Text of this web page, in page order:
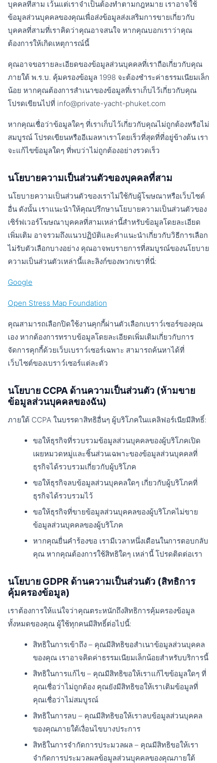
บุคคลที่สาม เว้นแต่เราจำเป็นต้องทำตามกฎหมาย เราอาจใช้
ข้อมูลส่วนบุคคลของคุณเพื่อส่งข้อมูลส่งเสริมการขายเกี่ยวกับ
บุคคลที่สามที่เราคิดว่าคุณอาจสนใจ หากคุณบอกเราว่าคุณ
ต้องการให้เกิดเหตุการณ์นี้
คุณอาจขอรายละเอียดของข้อมูลส่วนบุคคลที่เราถือเกี่ยวกับคุณ
ภายใต้ พ.ร.บ. คุ้มครองข้อมูล 1998 จะต้องชำระค่าธรรมเนียมเล็ก
น้อย หากคุณต้องการสำเนาของข้อมูลที่เราเก็บไว้เกี่ยวกับคุณ
โปรดเขียนไปที่ info@private-yacht-phuket.com
หากคุณเชื่อว่าข้อมูลใดๆ ที่เราเก็บไว้เกี่ยวกับคุณไม่ถูกต้องหรือไม่
สมบูรณ์ โปรดเขียนหรืออีเมลหาเราโดยเร็วที่สุดที่ที่อยู่ข้างต้น เรา
จะแก้ไขข้อมูลใดๆ ที่พบว่าไม่ถูกต้องอย่างรวดเร็ว
นโยบายความเป็นส่วนตัวของบุคคลที่สาม
นโยบายความเป็นส่วนตัวของเราไม่ใช้กับผู้โฆษณาหรือเว็บไซต์
อื่น ดังนั้น เราแนะนำให้คุณปรึกษานโยบายความเป็นส่วนตัวของ
เซิร์ฟเวอร์โฆษณาบุคคลที่สามเหล่านี้สำหรับข้อมูลโดยละเอียด
เพิ่มเติม อาจรวมถึงแนวปฏิบัติและคำแนะนำเกี่ยวกับวิธีการเลือก
ไม่รับตัวเลือกบางอย่าง คุณอาจพบรายการที่สมบูรณ์ของนโยบาย
ความเป็นส่วนตัวเหล่านี้และลิงก์ของพวกเขาที่นี่:
Google
Open Stress Map Foundation
คุณสามารถเลือกปิดใช้งานคุกกี้ผ่านตัวเลือกเบราว์เซอร์ของคุณ
เอง หากต้องการทราบข้อมูลโดยละเอียดเพิ่มเติมเกี่ยวกับการ
จัดการคุกกี้ด้วยเว็บเบราว์เซอร์เฉพาะ สามารถค้นหาได้ที่
เว็บไซต์ของเบราว์เซอร์แต่ละตัว
นโยบาย CCPA ด้านความเป็นส่วนตัว (ห้ามขาย
ข้อมูลส่วนบุคคลของฉัน)
ภายใต้ CCPA ในบรรดาสิทธิอื่นๆ ผู้บริโภคในแคลิฟอร์เนียมีสิทธิ์:
ขอให้ธุรกิจที่รวบรวมข้อมูลส่วนบุคคลของผู้บริโภคเปิด
เผยหมวดหมู่และชิ้นส่วนเฉพาะของข้อมูลส่วนบุคคลที่
ธุรกิจได้รวบรวมเกี่ยวกับผู้บริโภค
ขอให้ธุรกิจลบข้อมูลส่วนบุคคลใดๆ เกี่ยวกับผู้บริโภคที่
ธุรกิจได้รวบรวมไว้
ขอให้ธุรกิจที่ขายข้อมูลส่วนบุคคลของผู้บริโภคไม่ขาย
ข้อมูลส่วนบุคคลของผู้บริโภค
หากคุณยื่นคำร้องขอ เรามีเวลาหนึ่งเดือนในการตอบกลับ
คุณ หากคุณต้องการใช้สิทธิใดๆ เหล่านี้ โปรดติดต่อเรา
นโยบาย GDPR ด้านความเป็นส่วนตัว (สิทธิการ
คุ้มครองข้อมูล)
เราต้องการให้แน่ใจว่าคุณตระหนักถึงสิทธิการคุ้มครองข้อมูล
ทั้งหมดของคุณ ผู้ใช้ทุกคนมีสิทธิ์ต่อไปนี้:
สิทธิในการเข้าถึง – คุณมีสิทธิขอสำเนาข้อมูลส่วนบุคคล
ของคุณ เราอาจคิดค่าธรรมเนียมเล็กน้อยสำหรับบริการนี้
สิทธิในการแก้ไข – คุณมีสิทธิขอให้เราแก้ไขข้อมูลใดๆ ที่
คุณเชื่อว่าไม่ถูกต้อง คุณยังมีสิทธิขอให้เราเติมข้อมูลที่
คุณเชื่อว่าไม่สมบูรณ์
สิทธิในการลบ – คุณมีสิทธิขอให้เราลบข้อมูลส่วนบุคคล
ของคุณภายใต้เงื่อนไขบางประการ
สิทธิในการจำกัดการประมวลผล – คุณมีสิทธิขอให้เรา
จำกัดการประมวลผลข้อมูลส่วนบุคคลของคุณภายใต้